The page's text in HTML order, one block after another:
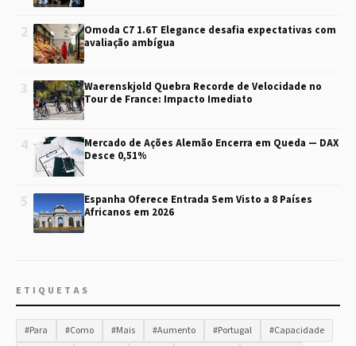
2
Omoda C7 1.6T Elegance desafia expectativas com
avaliação ambígua
3
Waerenskjold Quebra Recorde de Velocidade no
Tour de France: Impacto Imediato
4
Mercado de Ações Alemão Encerra em Queda — DAX
Desce 0,51%
5
Espanha Oferece Entrada Sem Visto a 8 Países
Africanos em 2026
ETIQUETAS
#Para #Como #Mais #Aumento #Portugal
#Capacidade